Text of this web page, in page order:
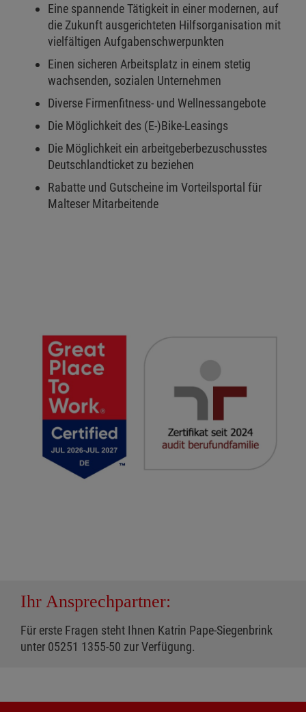
Eine spannende Tätigkeit in einer modernen, auf
die Zukunft ausgerichteten Hilfsorganisation mit
vielfältigen Aufgabenschwerpunkten
Einen sicheren Arbeitsplatz in einem stetig
wachsenden, sozialen Unternehmen
Diverse Firmenfitness- und Wellnessangebote
Die Möglichkeit des (E-)Bike-Leasings
Die Möglichkeit ein arbeitgeberbezuschusstes
Deutschlandticket zu beziehen
Rabatte und Gutscheine im Vorteilsportal für
Malteser Mitarbeitende
Ihr Ansprechpartner:
Für erste Fragen steht Ihnen Katrin Pape-Siegenbrink
unter 05251 1355-50 zur Verfügung.